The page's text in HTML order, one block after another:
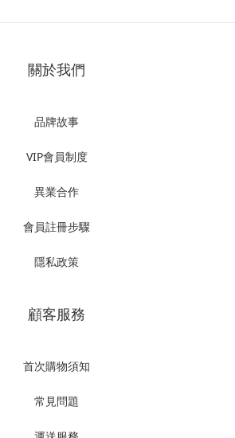
關於我們
品牌故事
VIP會員制度
異業合作
會員註冊步驟
隱私政策
顧客服務
首次購物須知
常見問題